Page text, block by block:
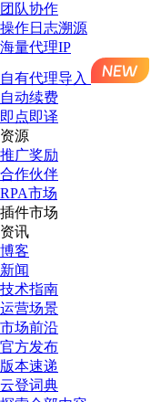
团队协作
操作日志溯源
海量代理IP
自有代理导入
自动续费
即点即译
资源
推广奖励
合作伙伴
RPA市场
插件市场
资讯
博客
新闻
技术指南
运营场景
市场前沿
官方发布
版本速递
云登词典